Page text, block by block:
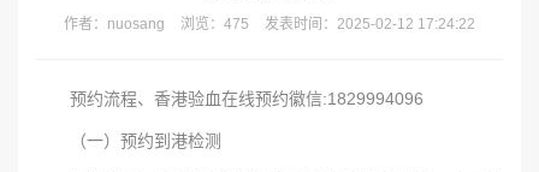
作者：nuosang 浏览：475 发表时间：2025-02-12 17:24:22
预约流程、香港验血在线预约徽信:1829994096
（一）预约到港检测